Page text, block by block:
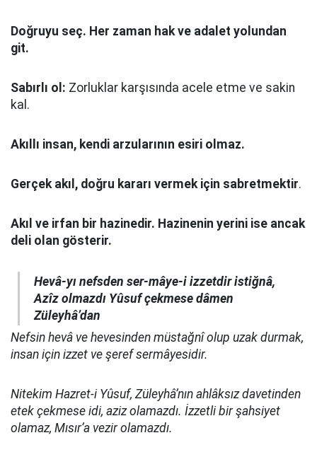
Doğruyu seç. Her zaman hak ve adalet yolundan
git.
Sabırlı ol: Zorluklar karşısında acele etme ve sakin
kal.
Akıllı insan, kendi arzularının esiri olmaz.
Gerçek akıl, doğru kararı vermek için sabretmektir.
Akıl ve irfan bir hazinedir. Hazinenin yerini ise ancak
deli olan gösterir.
Hevâ-yı nefsden ser-mâye-i izzetdir istiğnâ,
Azîz olmazdı Yûsuf çekmese dâmen
Züleyhâ’dan
Nefsin hevâ ve hevesinden müstağnî olup uzak durmak,
insan için izzet ve şeref sermâyesidir.
Nitekim Hazret-i Yûsuf, Züleyhâ’nın ahlâksız davetinden
etek çekmese idi, aziz olamazdı. İzzetli bir şahsiyet
olamaz, Mısır’a vezir olamazdı.